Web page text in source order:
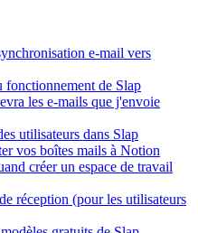
e-mail vers
de Slap
les e-mails que j'envoie
utilisateurs dans Slap
vos boîtes mails à Notion
créer un espace de travail
réception (pour les utilisateurs